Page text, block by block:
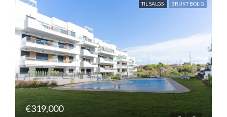
TIL SALGS BRUKT BOLIG
€319,000